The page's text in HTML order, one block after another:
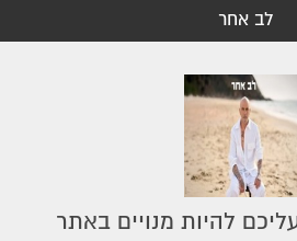
לב אחר
להיות מנויים באתר